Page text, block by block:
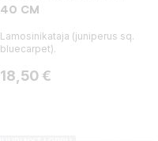
40 CM
Lamosinikataja (juniperus sq.
bluecarpet).
Hinta
18,50 €